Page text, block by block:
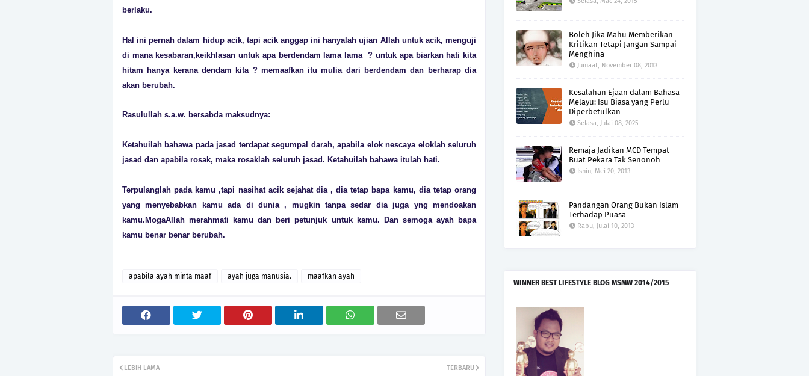
berlaku.
Hal ini pernah dalam hidup acik, tapi acik anggap ini hanyalah ujian Allah untuk acik, menguji
di mana kesabaran,keikhlasan untuk apa berdendam lama lama ? untuk apa biarkan hati kita
hitam hanya kerana dendam kita ? memaafkan itu mulia dari berdendam dan berharap dia
akan berubah.
Rasulullah s.a.w. bersabda maksudnya:
Ketahuilah bahawa pada jasad terdapat segumpal darah, apabila elok nescaya eloklah seluruh
jasad dan apabila rosak, maka rosaklah seluruh jasad. Ketahuilah bahawa itulah hati.
Terpulanglah pada kamu ,tapi nasihat acik sejahat dia , dia tetap bapa kamu, dia tetap orang
yang menyebabkan kamu ada di dunia , mugkin tanpa sedar dia juga yng mendoakan
kamu.MogaAllah merahmati kamu dan beri petunjuk untuk kamu. Dan semoga ayah bapa
kamu benar benar berubah.
apabila ayah minta maaf ayah juga manusia. maafkan ayah
TERBARU
LEBIH LAMA
Boleh Jika Mahu Memberikan
Kritikan Tetapi Jangan Sampai
Menghina
Jumaat, November 08, 2013
Kesalahan Ejaan dalam Bahasa
Melayu: Isu Biasa yang Perlu
Diperbetulkan
Selasa, Julai 08, 2025
Remaja Jadikan MCD Tempat
Buat Pekara Tak Senonoh
Isnin, Mei 20, 2013
Pandangan Orang Bukan Islam
Terhadap Puasa
Rabu, Julai 10, 2013
WINNER BEST LIFESTYLE BLOG MSMW 2014/2015